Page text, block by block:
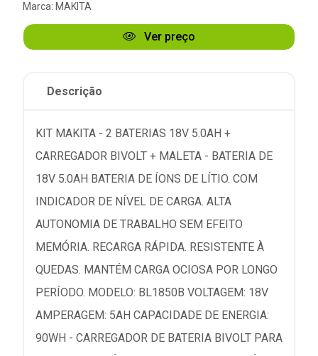
Marca: MAKITA
Ver preço
Descrição
KIT MAKITA - 2 BATERIAS 18V 5.0AH +
CARREGADOR BIVOLT + MALETA - BATERIA DE
18V 5.0AH BATERIA DE ÍONS DE LÍTIO. COM
INDICADOR DE NÍVEL DE CARGA. ALTA
AUTONOMIA DE TRABALHO SEM EFEITO
MEMÓRIA. RECARGA RÁPIDA. RESISTENTE À
QUEDAS. MANTÉM CARGA OCIOSA POR LONGO
PERÍODO. MODELO: BL1850B VOLTAGEM: 18V
AMPERAGEM: 5AH CAPACIDADE DE ENERGIA:
90WH - CARREGADOR DE BATERIA BIVOLT PARA